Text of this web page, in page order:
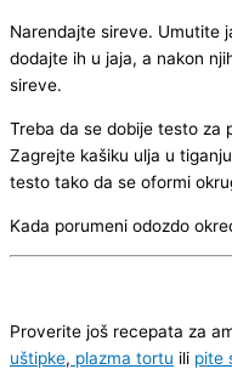
Narendajte sireve. Umutite
dodajte ih u jaja, a nakon
sireve.
Treba da se dobije testo za
Zagrejte kašiku ulja u
testo tako da se oformi
Kada porumeni odozdo
Proverite još recepata za
uštipke, plazma tortu ili pite